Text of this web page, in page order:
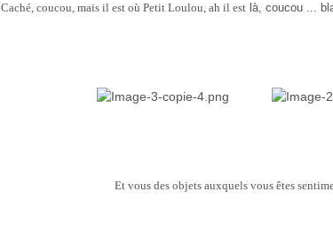
Caché, coucou, mais il est où Petit Loulou, ah il est à, coucou ...
Et vous des objets auxquels vous êtes